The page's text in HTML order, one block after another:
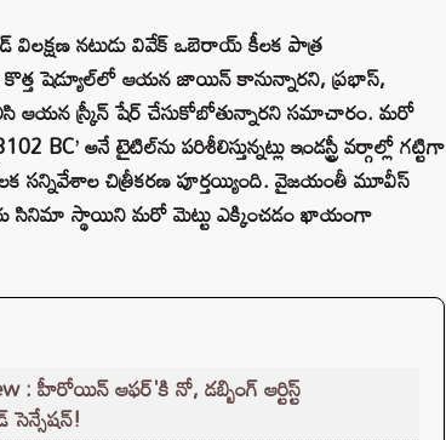
నటుడు వివేక్ ఒబెరాయ్ కీలక పాత్ర
కొత్త షెడ్యూల్‌లో ఆయన జాయిన్ కానున్నారని, ప్రభాస్,
ఆయన స్క్రీన్ షేర్ చేసుకోబోతున్నారని సమాచారం. మరో
అనే టైటిల్‌ను పరిశీలిస్తున్నట్లు ఇండస్ట్రీ వర్గాల్లో గట్టిగా
చిత్రీకరణ పూర్తయ్యింది. వైజయంతీ మూవీస్
సినిమా స్థాయిని మరో మెట్టు ఎక్కించడం ఖాయంగా
: హీరోయిన్ ఆఫర్'కి నో, డబ్బింగ్ ఆర్టిస్ట్
సెన్సేషన్!